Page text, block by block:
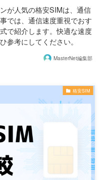
が人気の格安SIMは、通信
では、通信速度重視でおす
で紹介します。快適な速度
参考にしてください。
MasterNet編集部
格安SIM